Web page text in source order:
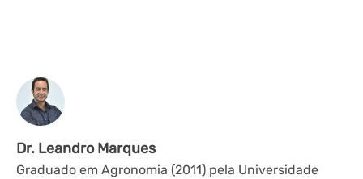
Dr. Leandro Marques
Graduado em Agronomia (2011) pela Universidade